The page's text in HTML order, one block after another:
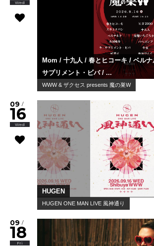
Wed
Mom / 十九人 / 春とヒコーキ / ベルナ
サプリメント・ビバ / ...
WWW & ザクセス presents 魔の巣W
09 /
16
Wed
HUGEN
HUGEN ONE MAN LIVE 風神通り
09 /
18
Fri